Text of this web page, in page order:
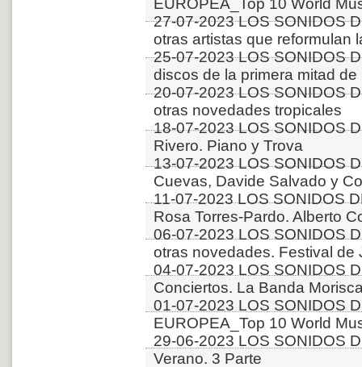
EUROPEA_Top 10 World
27-07-2023 LOS SONIDOS
otras artistas que reformulan
25-07-2023 LOS SONIDOS
discos de la primera mitad
20-07-2023 LOS SONIDOS
otras novedades tropicales
18-07-2023 LOS SONIDOS
Rivero. Piano y Trova
13-07-2023 LOS SONIDOS
Cuevas, Davide Salvado y
11-07-2023 LOS SONIDOS
Rosa Torres-Pardo. Alberto
06-07-2023 LOS SONIDOS
otras novedades. Festival de
04-07-2023 LOS SONIDOS
Conciertos. La Banda
01-07-2023 LOS SONIDOS
EUROPEA_Top 10 World
29-06-2023 LOS SONIDOS
Verano. 3 Parte